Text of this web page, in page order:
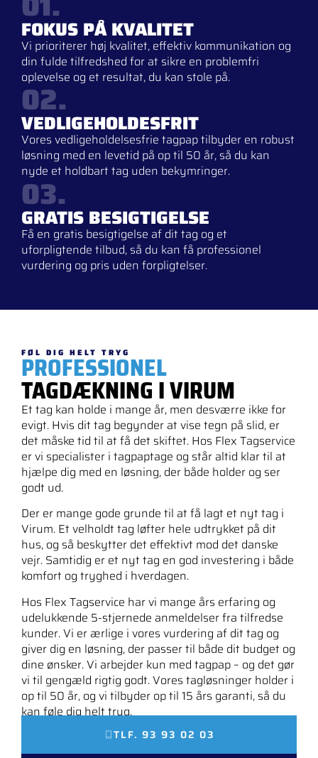
FOKUS PÅ KVALITET
Vi prioriterer høj kvalitet, effektiv kommunikation og
din fulde tilfredshed for at sikre en problemfri
oplevelse og et resultat, du kan stole på.
02.
VEDLIGEHOLDESFRIT
Vores vedligeholdelsesfrie tagpap tilbyder en robust
løsning med en levetid på op til 50 år, så du kan
nyde et holdbart tag uden bekymringer.
03.
GRATIS BESIGTIGELSE
Få en gratis besigtigelse af dit tag og et
uforpligtende tilbud, så du kan få professionel
vurdering og pris uden forpligtelser.
FØL DIG HELT TRYG
PROFESSIONEL
TAGDÆKNING I VIRUM
Et tag kan holde i mange år, men desværre ikke for
evigt. Hvis dit tag begynder at vise tegn på slid, er
det måske tid til at få det skiftet. Hos Flex Tagservice
er vi specialister i tagpaptage og står altid klar til at
hjælpe dig med en løsning, der både holder og ser
godt ud.
Der er mange gode grunde til at få lagt et nyt tag i
Virum. Et velholdt tag løfter hele udtrykket på dit
hus, og så beskytter det effektivt mod det danske
vejr. Samtidig er et nyt tag en god investering i både
komfort og tryghed i hverdagen.
Hos Flex Tagservice har vi mange års erfaring og
udelukkende 5-stjernede anmeldelser fra tilfredse
kunder. Vi er ærlige i vores vurdering af dit tag og
giver dig en løsning, der passer til både dit budget og
dine ønsker. Vi arbejder kun med tagpap – og det gør
vi til gengæld rigtig godt. Vores tagløsninger holder i
op til 50 år, og vi tilbyder op til 15 års garanti, så du
kan føle dig helt tryg.
TLF. 93 93 02 03